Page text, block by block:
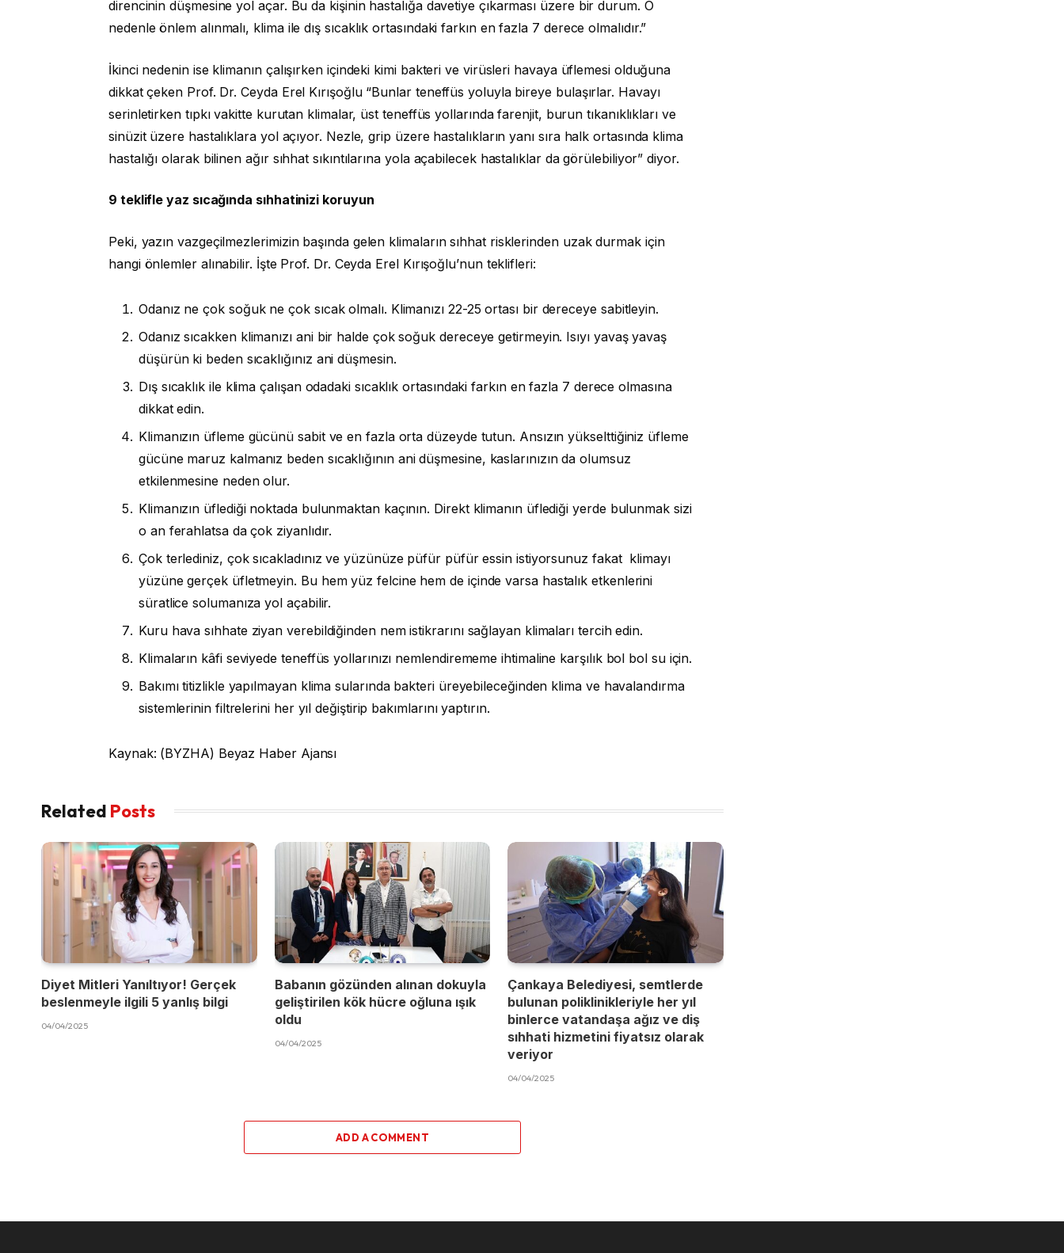
direncinin düşmesine yol açar. Bu da kişinin hastalığa davetiye çıkarması üzere bir durum. O
nedenle önlem alınmalı, klima ile dış sıcaklık ortasındaki farkın en fazla 7 derece olmalıdır.”
İkinci nedenin ise klimanın çalışırken içindeki kimi bakteri ve virüsleri havaya üflemesi olduğuna
dikkat çeken Prof. Dr. Ceyda Erel Kırışoğlu “Bunlar teneffüs yoluyla bireye bulaşırlar. Havayı
serinletirken tıpkı vakitte kurutan klimalar, üst teneffüs yollarında farenjit, burun tıkanıklıkları ve
sinüzit üzere hastalıklara yol açıyor. Nezle, grip üzere hastalıkların yanı sıra halk ortasında klima
hastalığı olarak bilinen ağır sıhhat sıkıntılarına yola açabilecek hastalıklar da görülebiliyor” diyor.
9 teklifle yaz sıcağında sıhhatinizi koruyun
Peki, yazın vazgeçilmezlerimizin başında gelen klimaların sıhhat risklerinden uzak durmak için
hangi önlemler alınabilir. İşte Prof. Dr. Ceyda Erel Kırışoğlu’nun teklifleri:
Odanız ne çok soğuk ne çok sıcak olmalı. Klimanızı 22-25 ortası bir dereceye sabitleyin.
Odanız sıcakken klimanızı ani bir halde çok soğuk dereceye getirmeyin. Isıyı yavaş yavaş
düşürün ki beden sıcaklığınız ani düşmesin.
Dış sıcaklık ile klima çalışan odadaki sıcaklık ortasındaki farkın en fazla 7 derece olmasına
dikkat edin.
Klimanızın üfleme gücünü sabit ve en fazla orta düzeyde tutun. Ansızın yükselttiğiniz üfleme
gücüne maruz kalmanız beden sıcaklığının ani düşmesine, kaslarınızın da olumsuz
etkilenmesine neden olur.
Klimanızın üflediği noktada bulunmaktan kaçının. Direkt klimanın üflediği yerde bulunmak sizi
o an ferahlatsa da çok ziyanlıdır.
Çok terlediniz, çok sıcakladınız ve yüzünüze püfür püfür essin istiyorsunuz fakat klimayı
yüzüne gerçek üfletmeyin. Bu hem yüz felcine hem de içinde varsa hastalık etkenlerini
süratlice solumanıza yol açabilir.
Kuru hava sıhhate ziyan verebildiğinden nem istikrarını sağlayan klimaları tercih edin.
Klimaların kâfi seviyede teneffüs yollarınızı nemlendirememe ihtimaline karşılık bol bol su için.
Bakımı titizlikle yapılmayan klima sularında bakteri üreyebileceğinden klima ve havalandırma
sistemlerinin filtrelerini her yıl değiştirip bakımlarını yaptırın.
Kaynak: (BYZHA) Beyaz Haber Ajansı
Related Posts
Diyet Mitleri Yanıltıyor! Gerçek
beslenmeyle ilgili 5 yanlış bilgi
04/04/2025
Babanın gözünden alınan dokuyla
geliştirilen kök hücre oğluna ışık
oldu
04/04/2025
Çankaya Belediyesi, semtlerde
bulunan poliklinikleriyle her yıl
binlerce vatandaşa ağız ve diş
sıhhati hizmetini fiyatsız olarak
veriyor
04/04/2025
ADD A COMMENT